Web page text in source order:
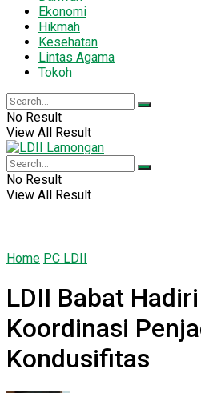
Ekonomi
Hikmah
Kesehatan
Lintas Agama
Tokoh
No Result
View All Result
No Result
View All Result
Home PC LDII
LDII Babat
Koordinasi
Kondusifitas